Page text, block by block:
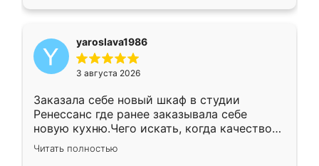
yaroslava1986
3 августа 2026
Заказала себе новый шкаф в студии
Ренессанс где ранее заказывала себе
новую кухню.Чего искать, когда качеством
вполне довольна. Служит кухня уже почти
два года, нареканий нет.
Читать полностью